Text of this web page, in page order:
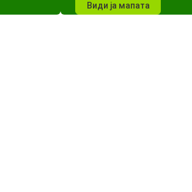
Види ја мапата